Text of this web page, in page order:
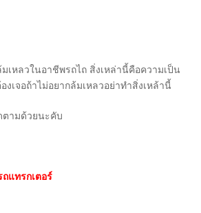
เหลวในอาชีพรถไถ สิ่งเหล่านี้คือความเป็น
เจอถ้าไม่อยากล้มเหลวอย่าทำสิ่งเหล้านี้
ามด้วยนะคับ
ถแทรกเตอร์